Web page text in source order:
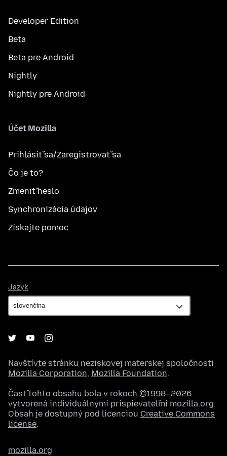
Developer Edition
Beta
Beta pre Android
Nightly
Nightly pre Android
Účet Mozilla
Prihlásiť sa/Zaregistrovať sa
Čo je to?
Zmeniť heslo
Synchronizácia údajov
Získajte pomoc
Jazyk
Navštívte stránku neziskovej materskej spoločnosti
Mozilla Corporation, Mozilla Foundation.
Časť tohto obsahu bola v rokoch ©1998–2026
vytvorená individuálnymi prispievateľmi mozilla.org.
Obsah je dostupný pod licenciou Creative Commons
license.
mozilla.org